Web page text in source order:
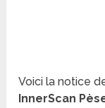
Voici la notice
InnerScan